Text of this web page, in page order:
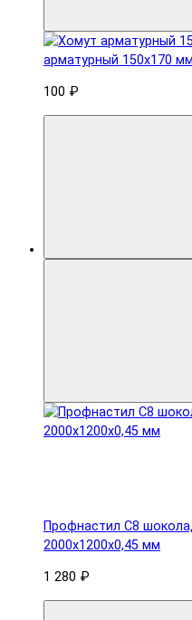
арматурный 150x170
100 ₽
Профнастил С8
2000х1200х0,45 мм
1 280 ₽